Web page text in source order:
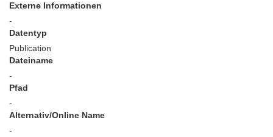
Externe Informationen
-
Datentyp
Publication
Dateiname
-
Pfad
-
Alternativ/Online Name
-